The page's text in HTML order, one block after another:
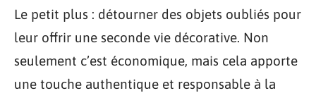
Le petit plus : détourner des objets oubliés pour
leur offrir une seconde vie décorative. Non
seulement c’est économique, mais cela apporte
une touche authentique et responsable à la